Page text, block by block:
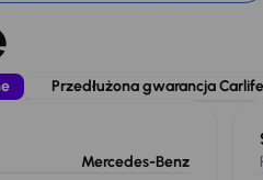
Przedłużona gwarancja
Mercedes-Benz